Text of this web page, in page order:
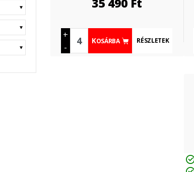
+
-
KOSÁRBA RÉSZLETEK